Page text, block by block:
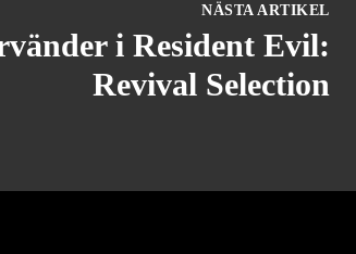
NÄSTA ARTIKEL
i Resident Evil:
Revival Selection